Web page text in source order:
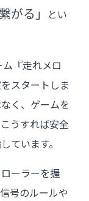
がる」
とい
『走れメロ
スタートしま
く、ゲームを
うすれば安全
ています。
ーラーを握
号のルールや